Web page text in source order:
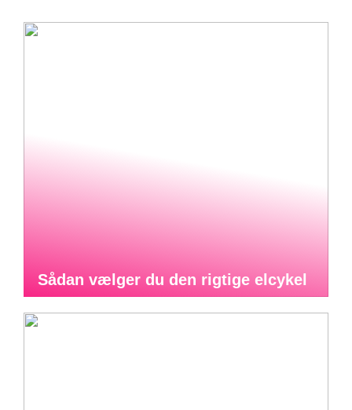
Sådan vælger du den rigtige elcykel